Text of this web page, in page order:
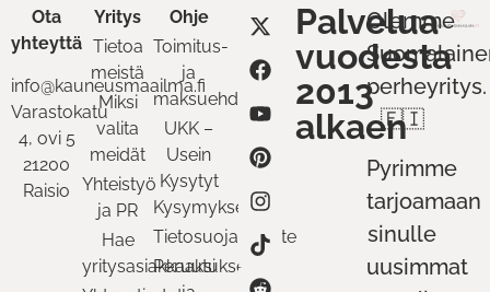
Ota
yhteyttä
info@kauneusmaailma.fi
Varastokatu
4, ovi 5
21200
Raisio
Yritys
Tietoa
meistä
Miksi
valita
meidät
Yhteistyö
ja PR
Hae
yritysasiakkaaksi
Ohje
Toimitus-
ja
maksuehdot
UKK –
Usein
Kysytyt
Kysymykset
Tietosuojaseloste
Peruutukset
Palvelua
vuodesta
2013
alkaen
Olemme
perheyritys.
🇫🇮
Pyrimme
tarjoamaan
sinulle
uusimmat